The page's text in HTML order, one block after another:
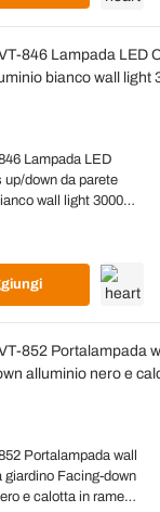
Lampada LED
up/down da parete
wall light 3000K
Portalampada wall
giardino Facing-down
e calotta in rame